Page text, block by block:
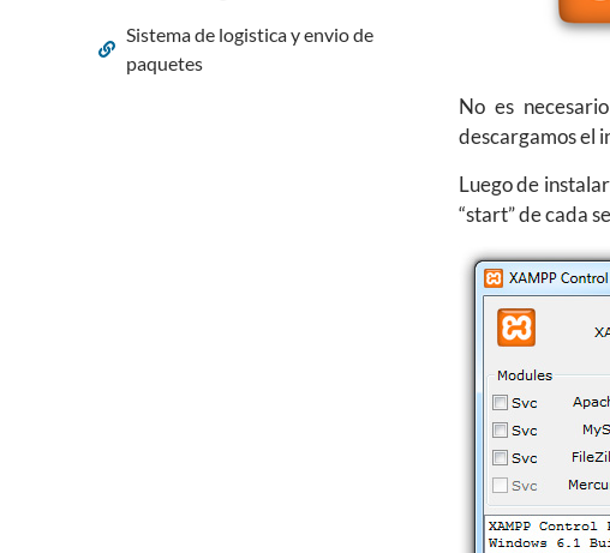
Sistema de logistica y envio de
paquetes
No es
descargamos el
Luego de
“start” de cada